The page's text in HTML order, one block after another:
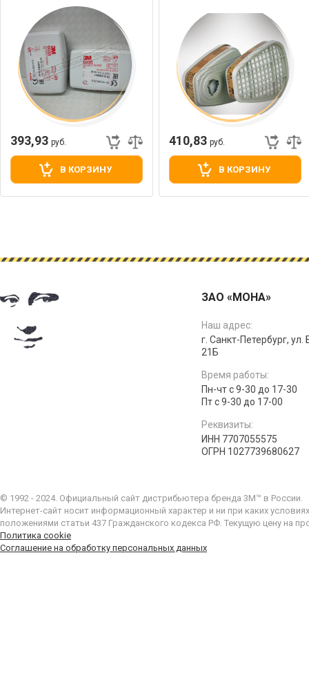
393,93 руб.
В КОРЗИНУ
410,83 руб.
В КОРЗИНУ
ЗАО «МОНА»
Наш адрес:
г. Санкт-Петербург,
21Б
Время работы:
Пн-чт с 9-30 до 17-30
Пт с 9-30 до 17-00
Реквизиты:
ИНН 7707055575
ОГРН 1027739680627
© 1992 - 2024. Официальный сайт дистрибьютера бренда 3M™ в России.
Интернет-сайт носит информационный характер и ни при каких
положениями статьи 437 Гражданского кодекса РФ. Текущую цену на
Политика cookie
Соглашение на обработку персональных данных